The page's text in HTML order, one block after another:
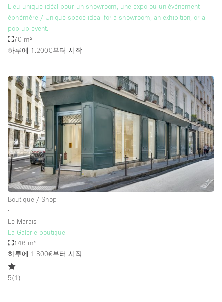
Lieu unique idéal pour un showroom, une expo ou un événement
éphémère / Unique space ideal for a showroom, an exhibition, or a
pop-up event.
70 m²
하루에 1.200€부터 시작
Boutique / Shop
∙
Le Marais
La Galerie-boutique
146 m²
하루에 1.800€부터 시작
5(1 )